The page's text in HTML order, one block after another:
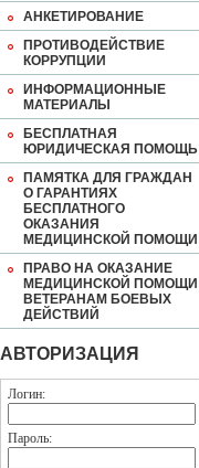
АНКЕТИРОВАНИЕ
ПРОТИВОДЕЙСТВИЕ
КОРРУПЦИИ
ИНФОРМАЦИОННЫЕ
МАТЕРИАЛЫ
БЕСПЛАТНАЯ
ЮРИДИЧЕСКАЯ ПОМОЩЬ
ПАМЯТКА ДЛЯ ГРАЖДАН
О ГАРАНТИЯХ
БЕСПЛАТНОГО
ОКАЗАНИЯ
МЕДИЦИНСКОЙ ПОМОЩИ
ПРАВО НА ОКАЗАНИЕ
МЕДИЦИНСКОЙ ПОМОЩИ
ВЕТЕРАНАМ БОЕВЫХ
ДЕЙСТВИЙ
АВТОРИЗАЦИЯ
Логин:
Пароль: